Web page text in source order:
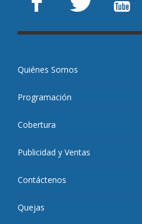
Quiénes Somos
Programación
Cobertura
Publicidad y Ventas
Contáctenos
Quejas